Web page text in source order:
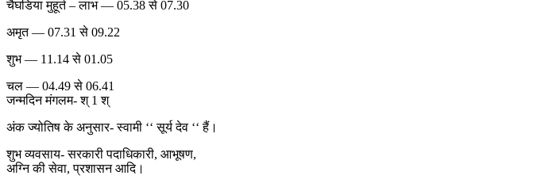
चैघडिया मुहूर्त – लाभ — 05.38 से 07.30
अमृत — 07.31 से 09.22
शुभ — 11.14 से 01.05
चल — 04.49 से 06.41
जन्मदिन मंगलम- श् 1 श्
अंक ज्योतिष के अनुसार- स्वामी ‘‘ सूर्य देव ‘‘ हैं।
शुभ व्यवसाय- सरकारी पदाधिकारी, आभूषण,
अग्नि की सेवा, प्रशासन आदि।